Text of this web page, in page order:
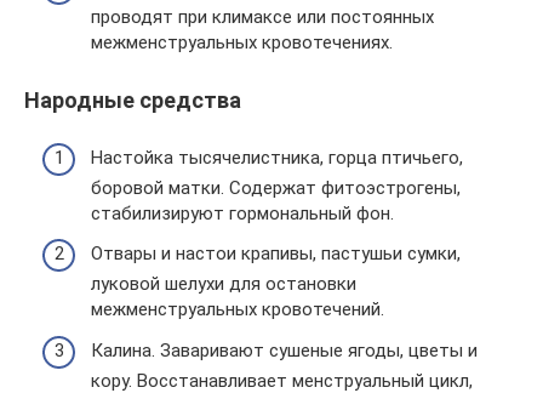
проводят при климаксе или постоянных
межменструальных кровотечениях.
Народные средства
Настойка тысячелистника, горца птичьего,
боровой матки. Содержат фитоэстрогены,
стабилизируют гормональный фон.
Отвары и настои крапивы, пастушьи сумки,
луковой шелухи для остановки
межменструальных кровотечений.
Калина. Заваривают сушеные ягоды, цветы и
кору. Восстанавливает менструальный цикл,